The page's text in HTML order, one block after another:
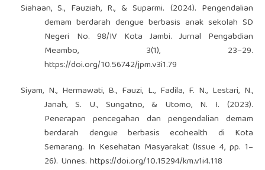
Siahaan, S., Fauziah, R., & Suparmi. (2024). Pengendalian
demam berdarah dengue berbasis anak sekolah SD
Negeri No. 98/IV Kota Jambi. Jurnal Pengabdian
Meambo, 3(1), 23–29.
https://doi.org/10.56742/jpm.v3i1.79
Siyam, N., Hermawati, B., Fauzi, L., Fadila, F. N., Lestari, N.,
Janah, S. U., Sungatno, & Utomo, N. I. (2023).
Penerapan pencegahan dan pengendalian demam
berdarah dengue berbasis ecohealth di Kota
Semarang. In Kesehatan Masyarakat (Issue 4, pp. 1–
26). Unnes.https://doi.org/10.15294/km.v1i4.118